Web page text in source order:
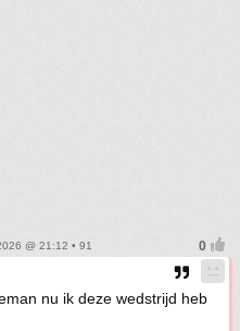
@ 21:12 • 91
nu ik deze wedstrijd heb